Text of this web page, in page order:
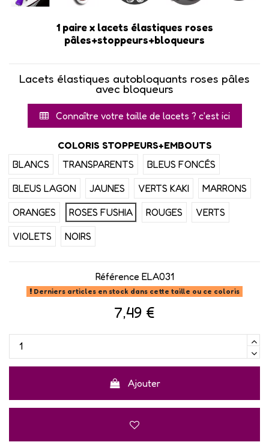
1 paire x lacets élastiques roses
pâles+stoppeurs+bloqueurs
Lacets élastiques autobloquants roses pâles
avec bloqueurs
Connaître votre taille de lacets ? c'est ici
COLORIS STOPPEURS+EMBOUTS
BLANCS
TRANSPARENTS
BLEUS FONCÉS
BLEUS LAGON
JAUNES VERTS KAKI
MARRONS
ORANGES
ROSES FUSHIA ROUGES
VERTS
VIOLETS
NOIRS
Référence ELA031
Derniers articles en stock dans cette taille ou ce coloris
7,49 €
Ajouter